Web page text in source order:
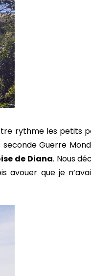
rythme les petits
Guerre
de Diana. Nous
avouer que je